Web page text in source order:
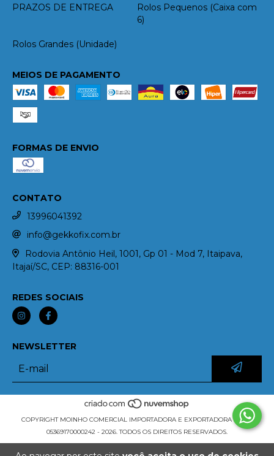
PRAZOS DE ENTREGA
Rolos Pequenos (Caixa com
6)
Rolos Grandes (Unidade)
MEIOS DE PAGAMENTO
FORMAS DE ENVIO
CONTATO
13996041392
info@gekkofix.com.br
Rodovia Antônio Heil, 1001, Gp 01 - Mod 7, Itaipava,
Itajaí/SC, CEP: 88316-001
REDES SOCIAIS
NEWSLETTER
COPYRIGHT MOINHO COMERCIAL IMPORTADORA E EXPORTADORA LTDA -
05369170000242 - 2026. TODOS OS DIREITOS RESERVADOS.